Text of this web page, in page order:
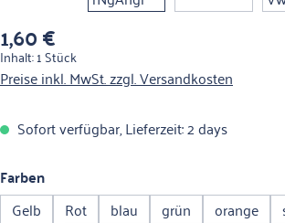
Regulärer Preis:
1,60 €
Inhalt:1 Stück
Preise inkl. MwSt. zzgl. Versandkosten
Sofort verfügbar, Lieferzeit: 2 days
Farbenauswählen
Gelb Rot blau grün orange